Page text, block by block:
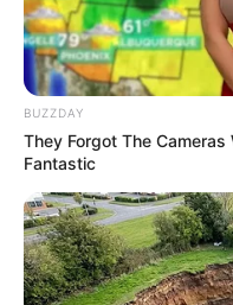
BUZZDAY
They Forgot The
Fantastic